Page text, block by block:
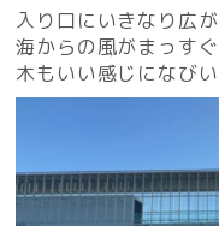
入り口にいきなり広
海からの風がまっす
木もいい感じになび